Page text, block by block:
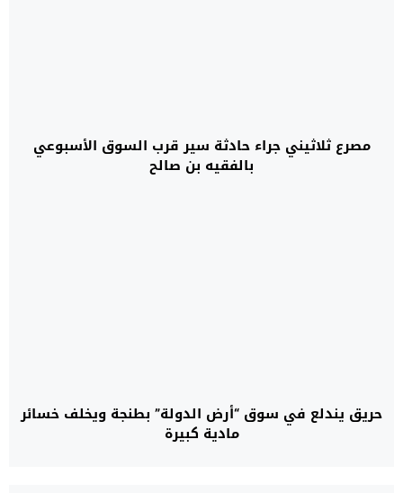
مصرع ثلاثيني جراء حادثة سير قرب السوق الأسبوعي
بالفقيه بن صالح
حريق يندلع في سوق “أرض الدولة” بطنجة ويخلف خسائر
مادية كبيرة